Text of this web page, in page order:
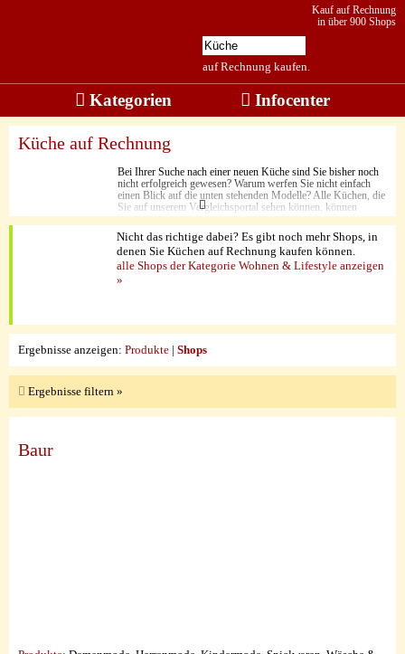
auf Rechnung kaufen.
Kauf auf Rechnung
in über 900 Shops
Kategorien Infocenter
Küche auf Rechnung
Bei Ihrer Suche nach einer neuen Küche sind Sie bisher noch
nicht erfolgreich gewesen? Warum werfen Sie nicht einfach
einen Blick auf die unten stehenden Modelle? Alle Küchen, die
Sie auf unserem Vergleichsportal sehen können, können
bequem und sicher per Rechnung gezahlt werden. Bei den
ausgewählten Küchen ist nicht die richtige dabei? Dann
stöbern Sie doch durch unsere Liste an Shops, die Küchen
zum Rechnungskauf anbieten und suchen dann direkt bei
einem Shop Ihrer Wahl nach der perfekten Küche.
Nicht das richtige dabei? Es gibt noch mehr Shops, in
denen Sie Küchen auf Rechnung kaufen können.
alle Shops der Kategorie Wohnen & Lifestyle anzeigen
»
Ergebnisse anzeigen: Produkte | Shops
Ergebnisse filtern »
Baur